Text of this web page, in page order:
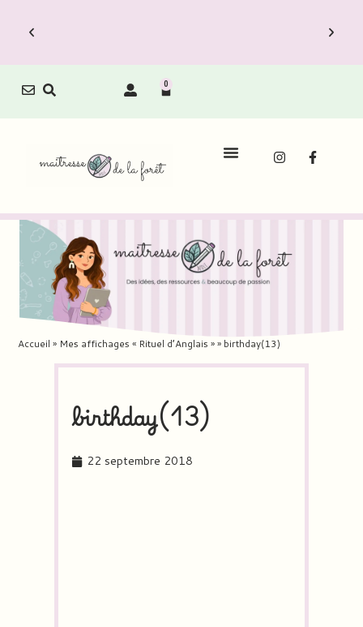
0
Accueil » Mes affichages « Rituel d’Anglais »» birthday(13)
birthday(13)
22 septembre 2018